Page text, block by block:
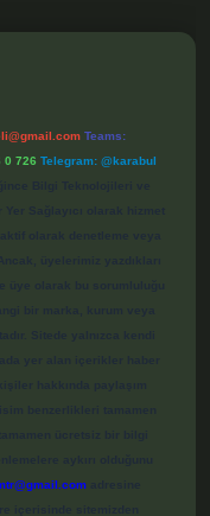
Teams:
0 726 Telegram: @karabul
adresine